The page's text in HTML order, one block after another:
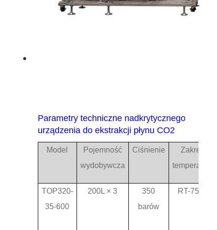
Parametry techniczne nadkrytycznego
urządzenia do ekstrakcji płynu CO2
Model
Pojemność
wydobywcza
Ciśnienie
Zakres
temperatury
TOP320-
35-600
200L × 3
350
barów
RT-75°C